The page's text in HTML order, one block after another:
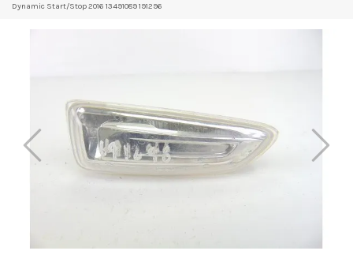
Dynamic Start/Stop 2016 13491089 191296